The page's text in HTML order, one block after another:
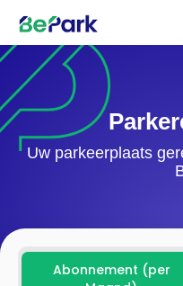
Uw parkeerplaats
Abonnement (per